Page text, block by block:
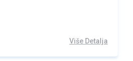
Više Detalja